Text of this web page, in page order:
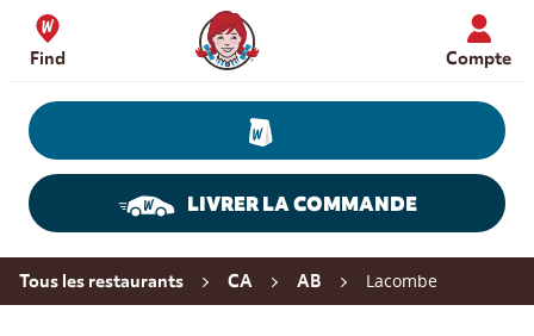
Skip to content
Find
Wendy's Website Home
Compte
LIVRER LA COMMANDE
Return to Nav
Tous les restaurants CA AB Lacombe